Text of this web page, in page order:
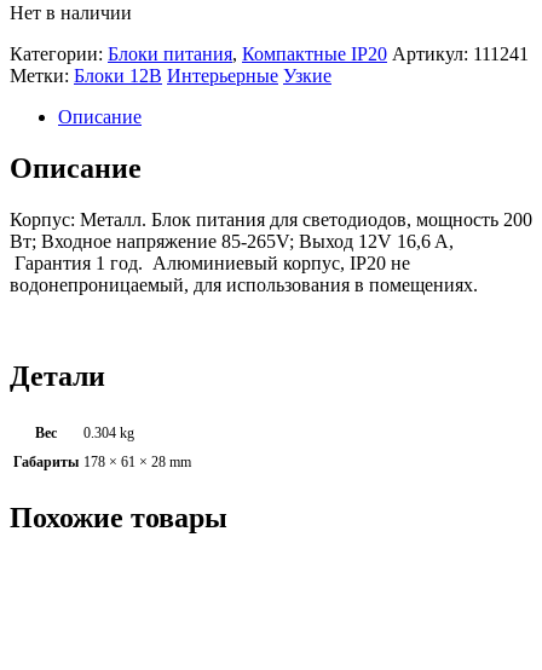
Нет в наличии
Категории: Блоки питания, Компактные IP20 Артикул: 111241
Метки: Блоки 12В Интерьерные Узкие
Описание
Описание
Корпус: Металл. Блок питания для светодиодов, мощность 200
Вт; Входное напряжение 85-265V; Выход 12V 16,6 A,
Гарантия 1 год. Алюминиевый корпус, IP20 не
водонепроницаемый, для использования в помещениях.
Детали
Вес
0.304 kg
Габариты 178 × 61 × 28 mm
Похожие товары